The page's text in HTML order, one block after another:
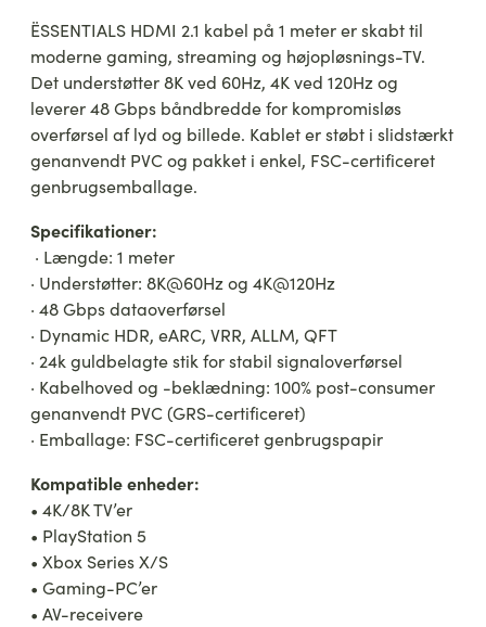
2.1
Cable,
1m
antal
ËSSENTIALS HDMI 2.1 kabel på 1 meter er skabt til
moderne gaming, streaming og højopløsnings-TV.
Det understøtter 8K ved 60Hz, 4K ved 120Hz og
leverer 48 Gbps båndbredde for kompromisløs
overførsel af lyd og billede. Kablet er støbt i slidstærkt
genanvendt PVC og pakket i enkel, FSC-certificeret
genbrugsemballage.
Specifikationer:
· Længde: 1 meter
· Understøtter: 8K@60Hz og 4K@120Hz
· 48 Gbps dataoverførsel
· Dynamic HDR, eARC, VRR, ALLM, QFT
· 24k guldbelagte stik for stabil signaloverførsel
· Kabelhoved og -beklædning: 100% post-consumer
genanvendt PVC (GRS-certificeret)
· Emballage: FSC-certificeret genbrugspapir
Kompatible enheder:
• 4K/8K TV’er
• PlayStation 5
• Xbox Series X/S
• Gaming-PC’er
• AV-receivere